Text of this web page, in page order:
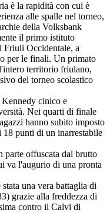
è la rapidità con cui è
alle spalle nel torneo,
della Volksbank
il primo istituto
Friuli Occidentale, a
per le finali. Un primato
territorio friulano,
del torneo scolastico
Kennedy cinico e
Nei quarti di finale
hanno subito imposto
punti di un inarrestabile
parte offuscata dal brutto
va l'augurio di una pronta
una vera battaglia di
grazie alla freddezza di
contro il Calvi di